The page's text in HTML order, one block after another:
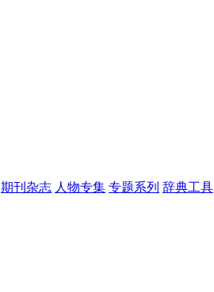
期刊杂志 人物专集 专题系列 辞典工具